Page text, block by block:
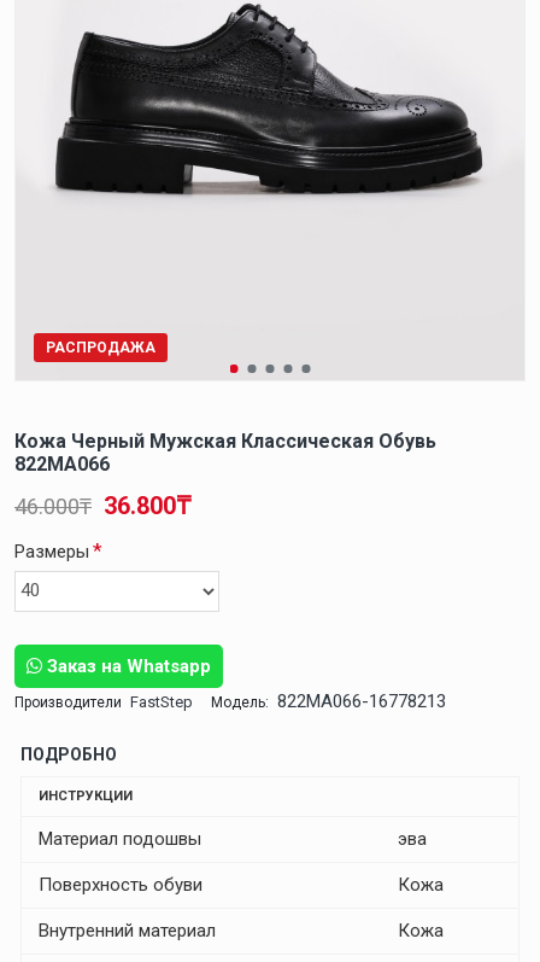
РАСПРОДАЖА
Кожа Черный Мужская Классическая Обувь
822MA066
Заказ на Whatsapp
Производители FastStep Модель: 822MA066-16778213
36.800₸
46.000₸
Размеры
ПОДРОБНО
ИНСТРУКЦИИ
Материал подошвы эва
Поверхность обуви Кожа
Внутренний материал Кожа